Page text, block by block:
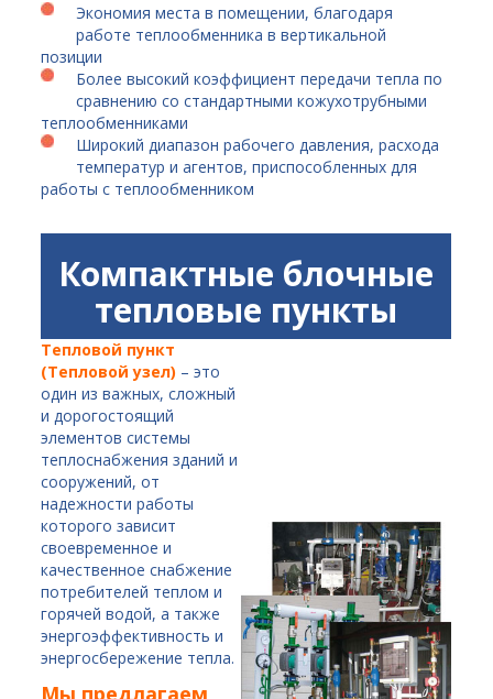
Экономия места в помещении, благодаря
работе теплообменника в вертикальной
позиции
Более высокий коэффициент передачи тепла по
сравнению со стандартными кожухотрубными
теплообменниками
Широкий диапазон рабочего давления, расхода
температур и агентов, приспособленных для
работы с теплообменником
Компактные блочные
тепловые пункты
Тепловой пункт
(Тепловой узел) – это
один из важных, сложный
и дорогостоящий
элементов системы
теплоснабжения зданий и
сооружений, от
надежности работы
которого зависит
своевременное и
качественное снабжение
потребителей теплом и
горячей водой, а также
энергоэффективность и
энергосбережение тепла.
Мы предлагаем